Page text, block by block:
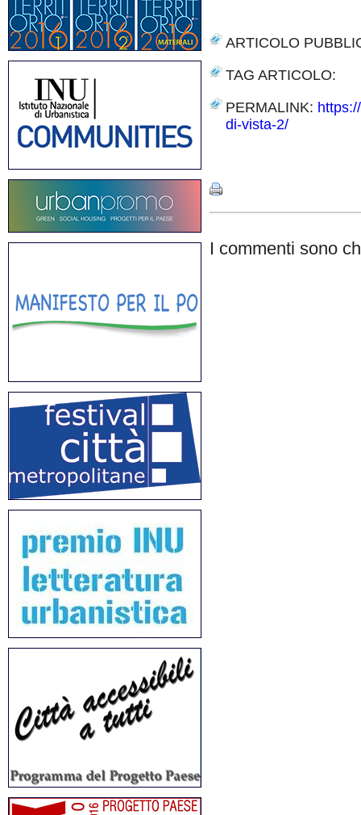
ARTICOLO
TAG ARTICOLO:
PERMALINK:
di-vista-2/
I commenti sono